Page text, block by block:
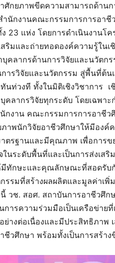
ศักยภาพขีดความสามารถด้าน
ำนักงานคณะกรรมการการอา
23 แห่ง โดยการดำเนินงาน
ริมและถ่ายทอดองค์ความรู้ในเ
ลากรด้านการวิจัยและนวัตกร
ารวิจัยและนวัตกรรม สู่พื้นที่ต้น
นท่วงที ทั้งในมิติเชิงวิชาการ
ลากรวิจัยทุกระดับ โดยเฉพา
กงาน คณะกรรมการการอาชีว
าพนักวิจัยอาชีวศึกษาให้มีองค์
ตรฐานและมีคุณภาพ เพื่อการ
นระดับพื้นที่และเป็นการส่งเส
ทักษะและคุณลักษณะที่สอดรับกั
รรมที่สร้างผลผลิตและมูลค่าเ
วช. สอศ. สถาบันการอาชีวศึ
การความร่วมมือเป็นเครือข่า
ย่างต่อเนื่องและมีประสิทธิภา
ชีวศึกษา พร้อมทั้งเป็นการสร้า